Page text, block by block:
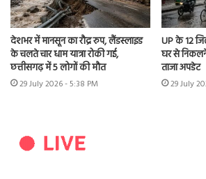
देशभर में मानसून का रौद्र रुप, लैंडस्लाइड
के चलते चार धाम यात्रा रोकी गई,
छत्तीसगढ़ में 5 लोगों की मौत
29 July 2026 - 5:38 PM
UP के 12
घर से
ताजा अपडेट
29 July